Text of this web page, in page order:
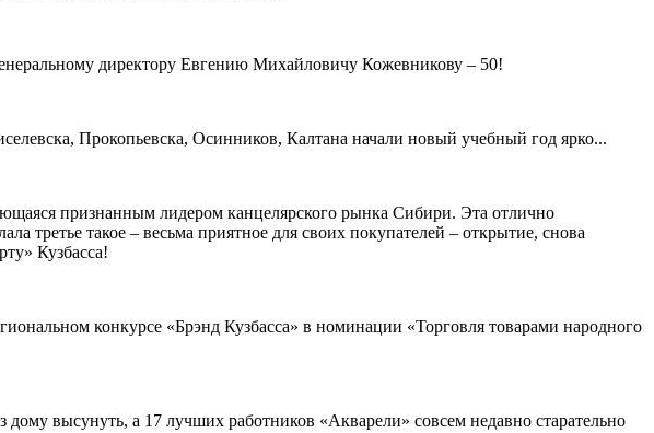
директору Евгению Михайловичу Кожевникову – 50!
Прокопьевска, Осинников, Калтана начали новый учебный год ярко...
признанным лидером канцелярского рынка Сибири. Эта отлично
третье такое – весьма приятное для своих покупателей – открытие, снова
Кузбасса!
конкурсе «Брэнд Кузбасса» в номинации «Торговля товарами народного
высунуть, а 17 лучших работников «Акварели» совсем недавно старательно